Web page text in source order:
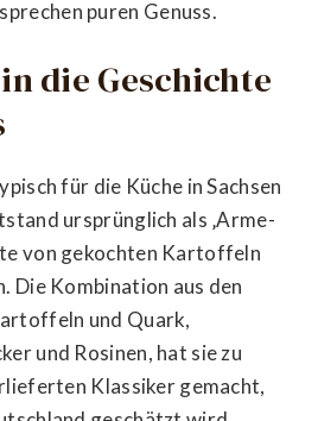
puren Genuss.
die Geschichte
für die Küche in Sachsen
ursprünglich als ‚Arme-
von gekochten Kartoffeln
Die Kombination aus den
und Quark,
und Rosinen, hat sie zu
Klassiker gemacht,